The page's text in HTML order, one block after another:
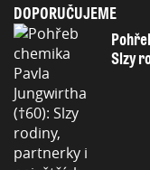
DOPORUČUJEME
Slzy